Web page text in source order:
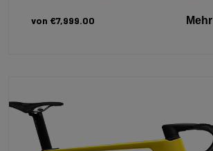
von €7,999.00